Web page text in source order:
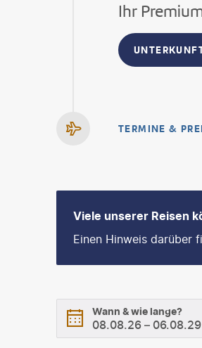
Ihr
TERMINE &
Viele unserer Reisen
Einen Hinweis darüber
Wann & wie lange?
08.08.26 – 06.08.29